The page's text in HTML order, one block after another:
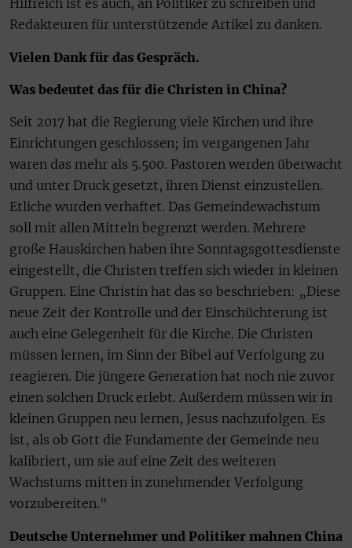
Hilfreich ist es auch, an Politiker zu schreiben und
Redakteuren für unterstützende Artikel zu danken.
Vielen Dank für das Gespräch.
Was bedeutet das für die Christen in China?
Seit 2017 hat die Regierung viele Kirchen und ihre
Einrichtungen geschlossen; im vergangenen Jahr
waren das mehr als 5.500. Pastoren werden überwacht
und unter Druck gesetzt, ihren Dienst einzustellen.
Etliche wurden verhaftet. Das Gemeindewachstum
soll mit allen Mitteln begrenzt werden. Mehrere
große Hauskirchen haben ihre Sonntagsgottesdienste
eingestellt, die Christen treffen sich wieder in kleinen
Gruppen. Eine Christin hat das so beschrieben: „Diese
neue Zeit der Kontrolle und der Einschüchterung ist
auch eine Gelegenheit für die Kirche. Die Christen
müssen lernen, im Sinn der Bibel auf Verfolgung zu
reagieren. Die jüngere Generation hat noch nie zuvor
einen solchen Druck erlebt. Außerdem müssen wir in
kleinen Gruppen neu lernen, Jesus nachzufolgen. Es
ist, als ob Gott die Fundamente der Gemeinde neu
kalibriert, um sie auf eine Zeit des weiteren
Wachstums mitten in zunehmender Verfolgung
vorzubereiten.“
Deutsche Unternehmer und Politiker mahnen China